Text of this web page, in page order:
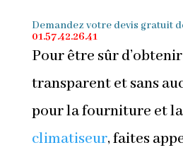
Demandez votre devis gratuit
01.57.42.26.41
Pour être sûr
transparent et sans
pour la fourniture et la
climatiseur, faites